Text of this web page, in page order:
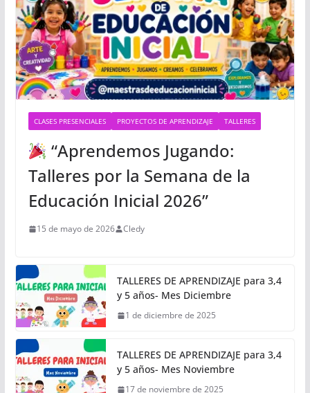
CLASES PRESENCIALES PROYECTOS DE APRENDIZAJE TALLERES
“Aprendemos Jugando:
Talleres por la Semana de la
Educación Inicial 2026”
15 de mayo de 2026 Cledy
TALLERES DE APRENDIZAJE para 3,4
y 5 años- Mes Diciembre
1 de diciembre de 2025
TALLERES DE APRENDIZAJE para 3,4
y 5 años- Mes Noviembre
17 de noviembre de 2025